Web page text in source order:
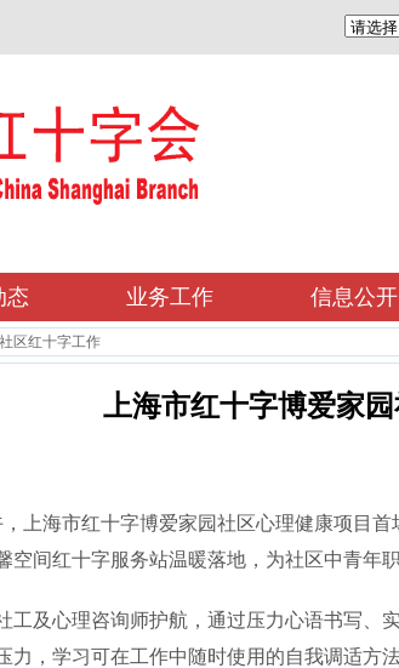
态 业务工作 信息公开
社区红十字工作
上海市红十字博爱家
，上海市红十字博爱家园社区心理健康项目
空间红十字服务站温暖落地，为社区中青年
工及心理咨询师护航，通过压力心语书写、
力，学习可在工作中随时使用的自我调适方